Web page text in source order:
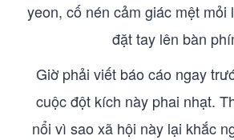
yeon, cố nén cảm giác mệt mỏi
đặt tay lên bàn
Giờ phải viết báo cáo ngay
cuộc đột kích này phai nhạt.
nổi vì sao xã hội này lại khắc